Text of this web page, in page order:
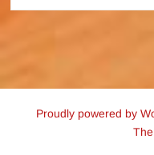
Proudly powered by